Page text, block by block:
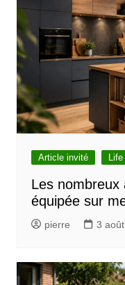
a
t
i
o
n
d
e
i
Article invité Life
Les nombreux
équipée sur
pierre 3